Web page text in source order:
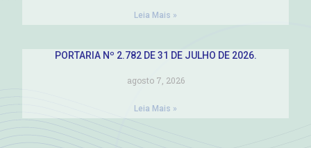
Leia Mais »
PORTARIA Nº 2.782 DE 31 DE JULHO DE 2026.
agosto 7, 2026
Leia Mais »